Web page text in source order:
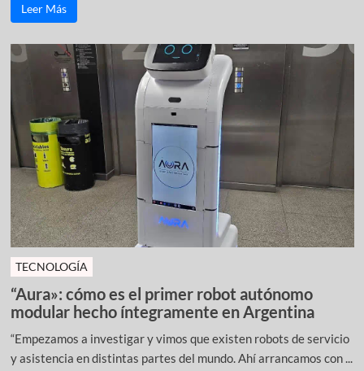
Leer Más
TECNOLOGÍA
“Aura»: cómo es el primer robot autónomo
modular hecho íntegramente en Argentina
“Empezamos a investigar y vimos que existen robots de servicio
y asistencia en distintas partes del mundo. Ahí arrancamos con ...